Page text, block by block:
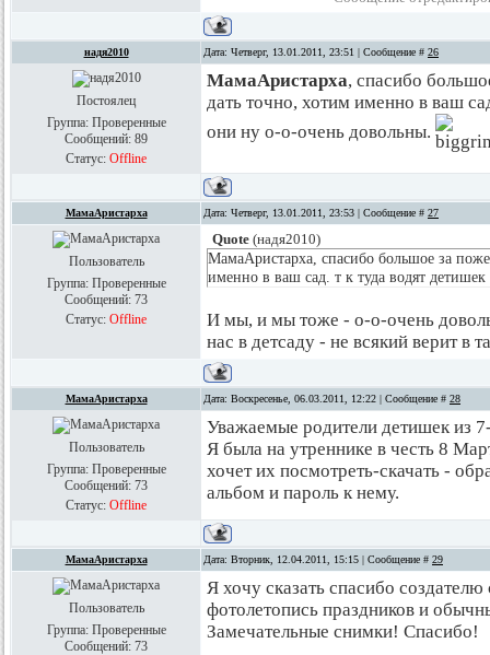
надя2010 Дата: Четверг, 13.01.2011, 23:51 | Сообщение # 26
Постоялец
Группа: Проверенные
Сообщений: 89
Статус: Offline
МамаАристарха, спасибо
дать точно, хотим именно в ваш
они ну о-о-очень довольны.
МамаАристарха Дата: Четверг, 13.01.2011, 23:53 | Сообщение # 27
Пользователь
Группа: Проверенные
Сообщений: 73
Статус: Offline
Quote (надя2010)
МамаАристарха, спасибо большое за
именно в ваш сад. т к туда водят
И мы, и мы тоже - о-о-очень
нас в детсаду - не всякий верит в
МамаАристарха Дата: Воскресенье, 06.03.2011, 12:22 | Сообщение # 28
Пользователь
Группа: Проверенные
Сообщений: 73
Статус: Offline
Уважаемые родители детишек из
Я была на утреннике в честь 8
хочет их посмотреть-скачать -
альбом и пароль к нему.
МамаАристарха Дата: Вторник, 12.04.2011, 15:15 | Сообщение # 29
Пользователь
Группа: Проверенные
Сообщений: 73
Я хочу сказать спасибо
фотолетопись праздников и
Замечательные снимки! Спасибо!